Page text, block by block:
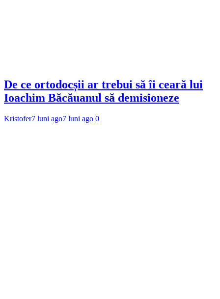
De ce ortodocșii ar trebui să îi ceară lui
Ioachim Băcăuanul să demisioneze
Kristofer7 luni ago7 luni ago 0